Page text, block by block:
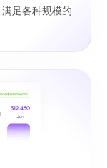
足各种规模的